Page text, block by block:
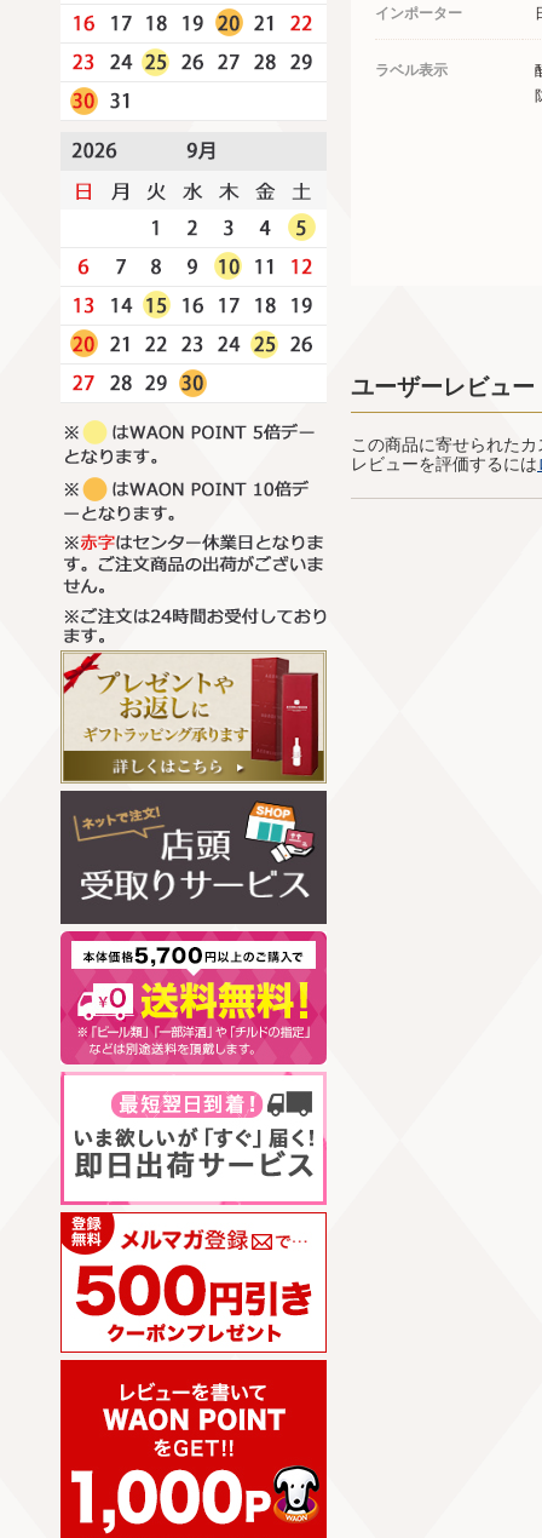
インポーター
ラベル表示
ユーザーレビュー
この商品に寄せられた
レビューを評価するには